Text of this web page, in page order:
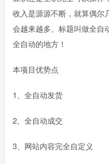
收入是源源不断，就算偶尔
会越来越多。标题叫做全自
全自动的地方！
本项目优势点
1、全自动发货
2、全自动成交
3、网站内容完全自定义